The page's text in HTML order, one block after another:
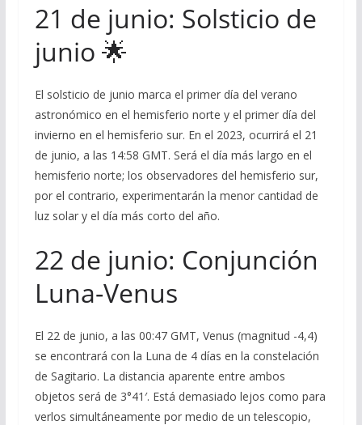
21 de junio: Solsticio de
junio 🌟
El solsticio de junio marca el primer día del verano
astronómico en el hemisferio norte y el primer día del
invierno en el hemisferio sur. En el 2023, ocurrirá el 21
de junio, a las 14:58 GMT. Será el día más largo en el
hemisferio norte; los observadores del hemisferio sur,
por el contrario, experimentarán la menor cantidad de
luz solar y el día más corto del año.
22 de junio: Conjunción
Luna-Venus
El 22 de junio, a las 00:47 GMT, Venus (magnitud -4,4)
se encontrará con la Luna de 4 días en la constelación
de Sagitario. La distancia aparente entre ambos
objetos será de 3°41′. Está demasiado lejos como para
verlos simultáneamente por medio de un telescopio,